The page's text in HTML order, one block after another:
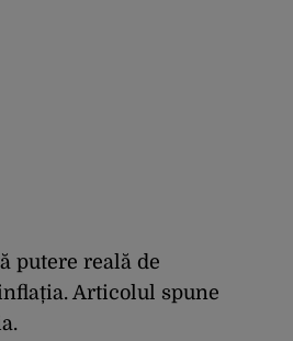
putere reală de
Articolul spune